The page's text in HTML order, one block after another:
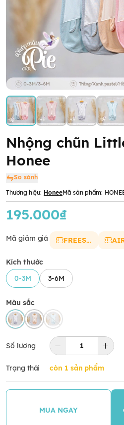
Nhộng chũn
Honee
So sánh
Thương hiệu: HoneeMã sản phẩm:
195.000₫
Mã giảm giá FREESHIP
Kích thước
0-3M
3-6M
Màu sắc
Số lượng
Trạng thái còn 1 sản phẩm
MUA NGAY